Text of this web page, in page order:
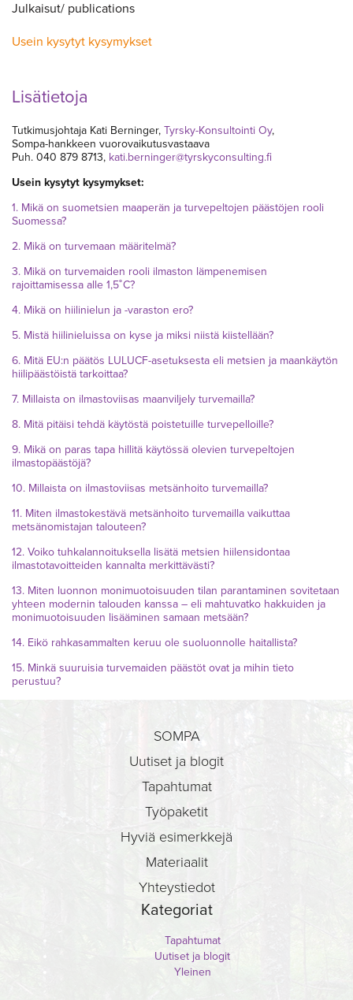
Julkaisut/ publications
Usein kysytyt kysymykset
Lisätietoja
Tutkimusjohtaja Kati Berninger, Tyrsky-Konsultointi Oy,
Sompa-hankkeen vuorovaikutusvastaava
Puh. 040 879 8713, kati.berninger@tyrskyconsulting.fi
Usein kysytyt kysymykset:
1. Mikä on suometsien maaperän ja turvepeltojen päästöjen rooli
Suomessa?
2. Mikä on turvemaan määritelmä?
3. Mikä on turvemaiden rooli ilmaston lämpenemisen
rajoittamisessa alle 1,5˚C?
4. Mikä on hiilinielun ja -varaston ero?
5. Mistä hiilinieluissa on kyse ja miksi niistä kiistellään?
6. Mitä EU:n päätös LULUCF-asetuksesta eli metsien ja maankäytön
hiilipäästöistä tarkoittaa?
7. Millaista on ilmastoviisas maanviljely turvemailla?
8. Mitä pitäisi tehdä käytöstä poistetuille turvepelloille?
9. Mikä on paras tapa hillitä käytössä olevien turvepeltojen
ilmastopäästöjä?
10. Millaista on ilmastoviisas metsänhoito turvemailla?
11. Miten ilmastokestävä metsänhoito turvemailla vaikuttaa
metsänomistajan talouteen?
12. Voiko tuhkalannoituksella lisätä metsien hiilensidontaa
ilmastotavoitteiden kannalta merkittävästi?
13. Miten luonnon monimuotoisuuden tilan parantaminen sovitetaan
yhteen modernin talouden kanssa – eli mahtuvatko hakkuiden ja
monimuotoisuuden lisääminen samaan metsään?
14. Eikö rahkasammalten keruu ole suoluonnolle haitallista?
15. Minkä suuruisia turvemaiden päästöt ovat ja mihin tieto
perustuu?
SOMPA
Uutiset ja blogit
Tapahtumat
Työpaketit
Hyviä esimerkkejä
Materiaalit
Yhteystiedot
Kategoriat
Tapahtumat
Uutiset ja blogit
Yleinen